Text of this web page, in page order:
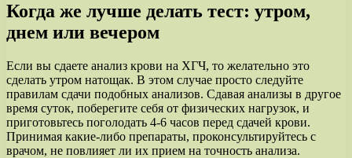
Когда же лучше делать тест: утром,
днем или вечером
Если вы сдаете анализ крови на ХГЧ, то желательно это
сделать утром натощак. В этом случае просто следуйте
правилам сдачи подобных анализов. Сдавая анализы в другое
время суток, поберегите себя от физических нагрузок, и
приготовьтесь поголодать 4-6 часов перед сдачей крови.
Принимая какие-либо препараты, проконсультируйтесь с
врачом, не повлияет ли их прием на точность анализа.